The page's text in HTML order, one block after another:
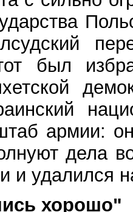
был
армии:
дела
и удалился
хорошо"